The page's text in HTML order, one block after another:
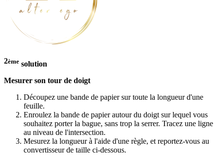
2ème solution
Mesurer son tour de doigt
Découpez une bande de papier sur toute la longueur d'une
feuille.
Enroulez la bande de papier autour du doigt sur lequel vous
souhaitez porter la bague, sans trop la serrer. Tracez une ligne
au niveau de l'intersection.
Mesurez la longueur à l'aide d'une règle, et reportez-vous au
convertisseur de taille ci-dessous.